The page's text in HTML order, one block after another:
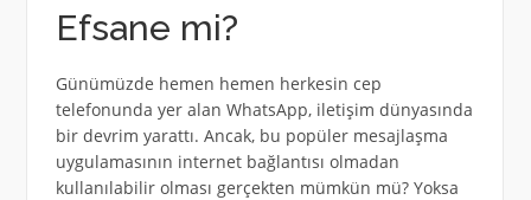
Efsane mi?
Günümüzde hemen hemen herkesin cep
telefonunda yer alan WhatsApp, iletişim dünyasında
bir devrim yarattı. Ancak, bu popüler mesajlaşma
uygulamasının internet bağlantısı olmadan
kullanılabilir olması gerçekten mümkün mü? Yoksa